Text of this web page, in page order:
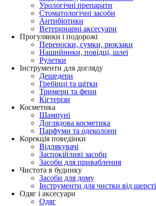
Урологічні препарати
Стоматологічні засоби
Антибіотики
Ветеринарні аксесуари
Прогулянки і подорожі
Переноски, сумки, рюкзаки
Нашийники, повідці, шлеї
Рулетки
Інструменти для догляду
Дешедери
Гребінці та щітки
Тримери та фени
Кігтерізи
Косметика
Шампуні
Доглядова косметика
Парфуми та одеколони
Корекція поведінки
Відлякувачі
Заспокійливі засоби
Засоби для приваблення
Чистота в будинку
Засоби для дому
Інструменти для чистки від шерсті
Одяг і аксесуари
Одяг